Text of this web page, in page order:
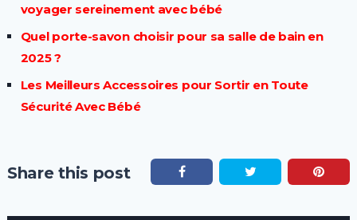
voyager sereinement avec bébé
Quel porte-savon choisir pour sa salle de bain en
2025 ?
Les Meilleurs Accessoires pour Sortir en Toute
Sécurité Avec Bébé
Share this post